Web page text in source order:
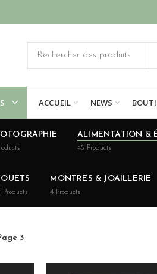
ACCUEIL NEWS
ALIMENTATION &
45 Products
Products
MONTRES & JOAILLERIE
4 Products
3